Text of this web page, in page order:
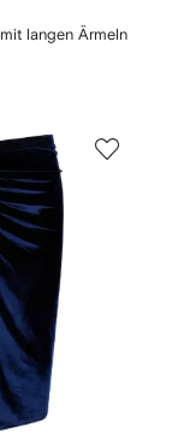
langen Ärmeln